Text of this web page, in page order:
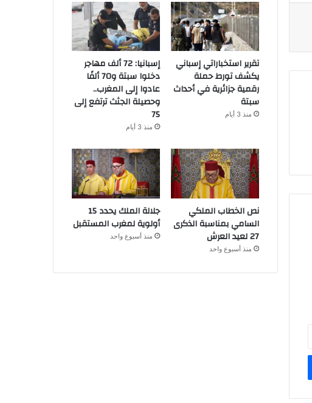
تقرير استخباراتي إسباني
يكشف تورط حملة
رقمية جزائرية في أحداث
سبتة
منذ 3 أيام
إسبانيا: 72 ألف مهاجر
دخلوا سبتة و70 ألفًا
عادوا إلى المغرب..
وحصيلة الجثث ترتفع إلى
75
منذ 3 أيام
نص الخطاب الملكي
السامي بمناسبة الذكرى
27 لعيد العرش
منذ أسبوع واحد
جلالة الملك يحدد 15
أولوية لمغرب المستقبل
منذ أسبوع واحد